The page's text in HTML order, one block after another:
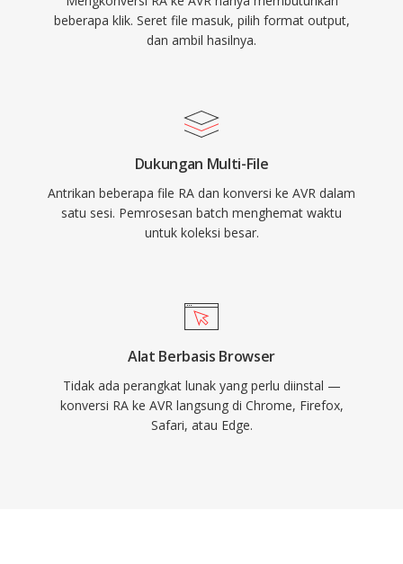
beberapa klik. Seret file masuk, pilih format output,
dan ambil hasilnya.
Dukungan Multi-File
Antrikan beberapa file RA dan konversi ke AVR dalam
satu sesi. Pemrosesan batch menghemat waktu
untuk koleksi besar.
Alat Berbasis Browser
Tidak ada perangkat lunak yang perlu diinstal —
konversi RA ke AVR langsung di Chrome, Firefox,
Safari, atau Edge.